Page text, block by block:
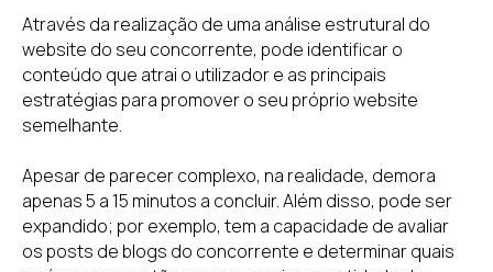
Através da realização de uma análise estrutural do
website do seu concorrente, pode identificar o
conteúdo que atrai o utilizador e as principais
estratégias para promover o seu próprio website
semelhante.
Apesar de parecer complexo, na realidade, demora
apenas 5 a 15 minutos a concluir. Além disso, pode ser
expandido; por exemplo, tem a capacidade de avaliar
os posts de blogs do concorrente e determinar quais